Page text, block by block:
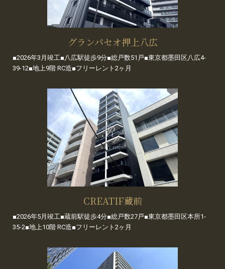
グランパセオ押上八広
■2026年3月竣工■八広駅徒歩9分■総戸数51戸■東京都墨田区八広4-
39-12■地上9階 RC造■フリーレント2ヶ月
CREATIF蔵前
■2026年5月竣工■蔵前駅徒歩4分■総戸数27戸■東京都墨田区本所1-
35-2■地上10階 RC造■フリーレント2ヶ月